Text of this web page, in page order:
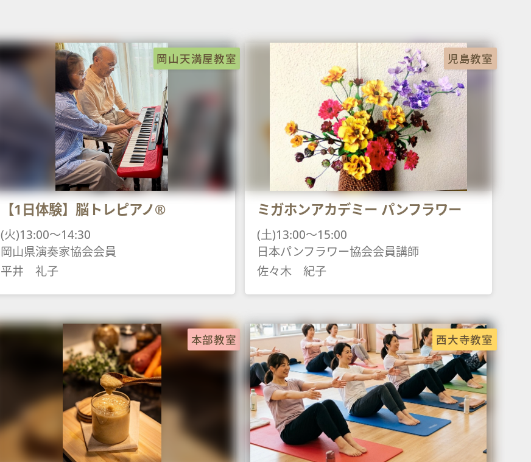
岡山天満屋教室
【1日体験】脳トレピアノ®
(火)13:00～14:30
岡山県演奏家協会会員
平井 礼子
児島教室
ミガホンアカデミー パンフラワー
(土)13:00～15:00
日本パンフラワー協会会員講師
佐々木 紀子
本部教室 西大寺教室